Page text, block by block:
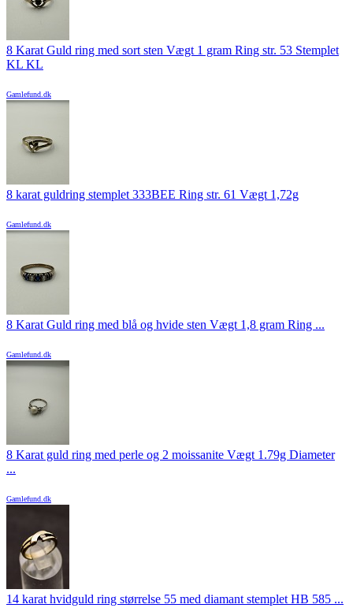
8 Karat Guld ring med sort sten Vægt 1 gram Ring str. 53 Stemplet
KL KL
Gamlefund.dk
8 karat guldring stemplet 333BEE Ring str. 61 Vægt 1,72g
Gamlefund.dk
8 Karat Guld ring med blå og hvide sten Vægt 1,8 gram Ring ...
Gamlefund.dk
8 Karat guld ring med perle og 2 moissanite Vægt 1.79g Diameter
...
Gamlefund.dk
14 karat hvidguld ring størrelse 55 med diamant stemplet HB 585 ...